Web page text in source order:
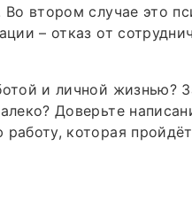
втором случае это
– отказ от
и личной жизнью?
Доверьте
которая